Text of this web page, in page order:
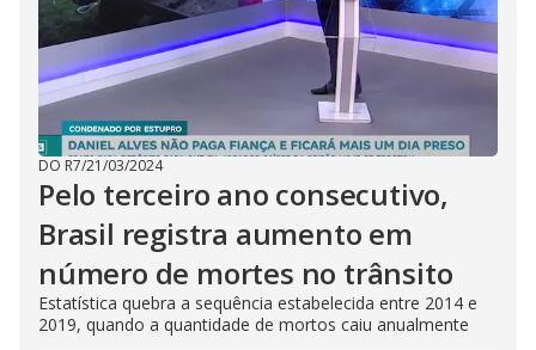
DO R7/21/03/2024
Pelo terceiro ano consecutivo,
Brasil registra aumento em
número de mortes no trânsito
Estatística quebra a sequência estabelecida entre 2014 e
2019, quando a quantidade de mortos caiu anualmente